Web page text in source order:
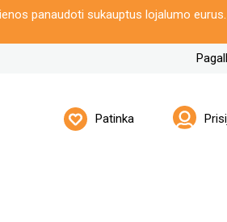
panaudoti sukauptus lojalumo eurus.
Patinka